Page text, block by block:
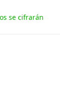
se cifrarán